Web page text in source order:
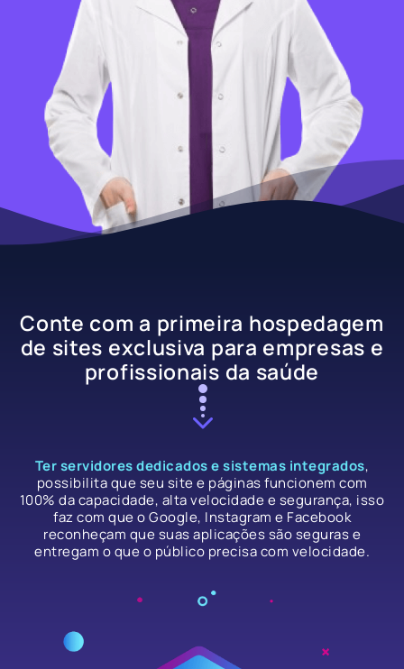
Conte com a primeira hospedagem
de sites exclusiva para empresas e
profissionais da saúde
Ter servidores dedicados e sistemas integrados,
possibilita que seu site e páginas funcionem com
100% da capacidade, alta velocidade e segurança, isso
faz com que o Google, Instagram e Facebook
reconheçam que suas aplicações são seguras e
entregam o que o público precisa com velocidade.